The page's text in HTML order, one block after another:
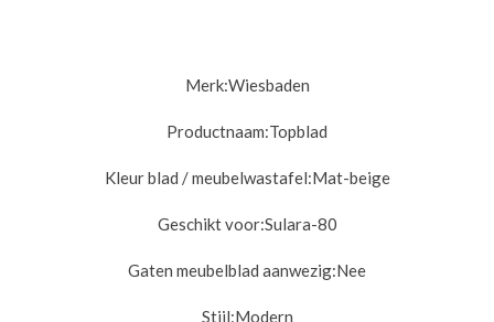
Merk:Wiesbaden
Productnaam:Topblad
Kleur blad / meubelwastafel:Mat-beige
Geschikt voor:Sulara-80
Gaten meubelblad aanwezig:Nee
Stijl:Modern